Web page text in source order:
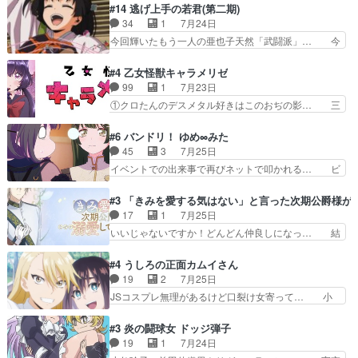
んがめっちゃ可愛かったなド… まさかの展開にめ
ちゃくちゃテンション上が… チャガタイの所へ密
偵に行ったはずがドレゲ…
は泣かなかった！漫画描きのハウツー回… この作
品はこういうのをズバッとキメるの上… 藤子不二
雄に親しんだ人にはとてもフィット… 赤福のヌル
ヌルした動きとかネームを褒めら… 漫研が気にな
から新たな仲間まで。本作品… 今回エンディング
テーマが流れるのが早い（… この作品の世界に
も、一応デジタルという概…
#14 逃げ上手の若君(第二期)
34 1
7月24日
今回輝いたもう一人の亜也子天然「武闘派」… 今
逃れすら逃げ上手亜也子のアシストに支… そう
か、亜也子もまだ9歳なのか‥ときゆき… 「亜也
子のドキドキ・大作戦！・長寿丸を一… 目玉と耳
を相手に言葉で繰り広げる戰もノラ… 時代設定ど
からのいらすとやは草だった。… 今回は亜也子回
でしたね頼もしさと乙女らし… 貞宗、キモいギョ
ロ目としか思ってなかった…
#4 乙女怪獣キャラメリゼ
99 1
7月23日
①クロたんのデスメタル好きはこのおぢの影… 三
か好きになれんキャラだなぁ作品もイン… 相変わ
らず生物学者には見えないわね響野君… 正体を知
らないのにどちりも肯定してくれた… 黒絵がハル
ゴンになっても、南を助けて大事… OPにデスボ
心を許す、母の友達である光… 黒絵の可愛さレベ
ルが止まらない。南くんと… 黒絵の母とのやり取
りでエヴァの加持さん思…
#6 バンドリ！ ゆめ∞みた
45 3
7月25日
イベントでの出来事で再びネットで叩かれる… ビ
ラがまじで何がしたいかわからん！先生… 陰キャ
の間合いにスルっと入ってきて相手の… ビオラが
都子さんを籠絡しに来ててやばいぞ… マネージャ
ー現実版初登場！バレーボールに… 藻掻きながら
で相手の緊張を解く相手の共… たまったアニメ
50本だってｗ今日も帰った… マネージャー実在
した大逆風のハズなのに全…
#3 「きみを愛する気はない」と言った次期公爵様が
17 1
7月25日
いいじゃないですか！どんどん仲良しになっ… 結
の恋愛系で1番これが好き。愛する気は… 今晩
は、2130頃からシンデレラガールズ… 公爵の妻
なのに着てる洋服がシンプル。テー… まあ、これ
は見なくていいな。むしろ判断が… 自分でも気づ
ぜかヒロイン化していますデ… 【今夜のアニメA
は…】前向き没落令嬢×こ… 「ぼやっとしてたら
#4 うしろの正面カムイさん
19 2
7月25日
JSコスプレ無理があるけど口裂け女寄って… 小
カちゃんがヤバすぎてボキキしそう(ぇ… 口裂け
女って人を襲うって知らなかった…ポ… そのスタ
イルで小学生ファッションは口裂け… 相変わら
#3 炎の闘球女 ドッジ弾子
19 1
7月24日